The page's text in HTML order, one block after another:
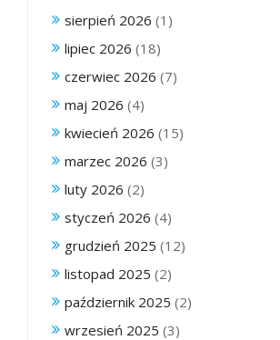
sierpień 2026 (1)
lipiec 2026 (18)
czerwiec 2026 (7)
maj 2026 (4)
kwiecień 2026 (15)
marzec 2026 (3)
luty 2026 (2)
styczeń 2026 (4)
grudzień 2025 (12)
listopad 2025 (2)
październik 2025 (2)
wrzesień 2025 (3)